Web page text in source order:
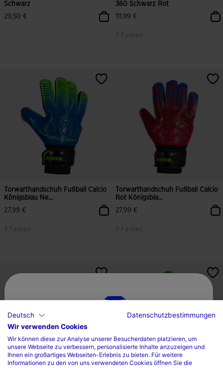
Schwarz
29,50 €
360 Schwarz Rot
111,99 €
3 Farben
Torwarthandschuh Fußball Calcio
Königsblau Ne...
27,99 €
3 Farben
Torwarthandschuh Fußball Calcio
Rot Königsbla...
27,99 €
3 Farben
Wählen sie ihr land und ihre sprache
Land
Deutsch
Datenschutzbestimmungen
Wir verwenden Cookies
Wir können diese zur Analyse unserer Besucherdaten platzieren, um
unsere Webseite zu verbessern, personalisierte Inhalte anzuzeigen und
Ihnen ein großartiges Webseiten-Erlebnis zu bieten. Für weitere
Informationen zu den von uns verwendeten Cookies öffnen Sie die